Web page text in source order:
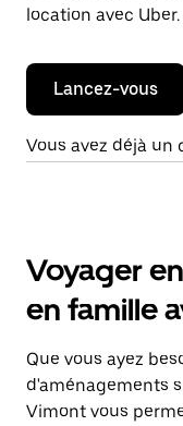
location avec Uber.
Lancez-vous
Vous avez déjà un
Voyager
en famille
Que vous ayez
d'aménagements
Vimont vous